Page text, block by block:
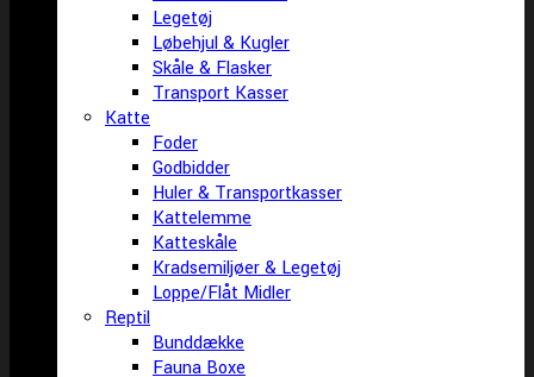
Legetøj
Løbehjul & Kugler
Skåle & Flasker
Transport Kasser
Katte
Foder
Godbidder
Huler & Transportkasser
Kattelemme
Katteskåle
Kradsemiljøer & Legetøj
Loppe/Flåt Midler
Reptil
Bunddække
Fauna Boxe